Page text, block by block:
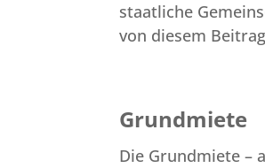
staatliche
von diesem
Grundmiete
Die Grundmiete –